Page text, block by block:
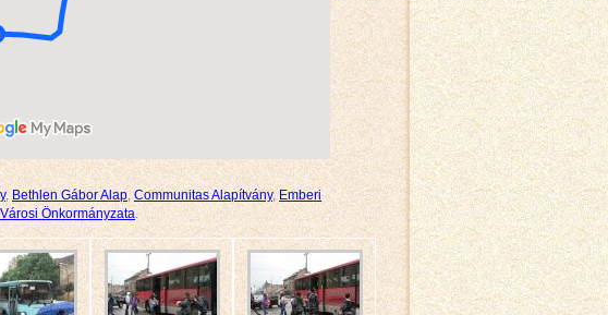
, Bethlen Gábor Alap Communitas Alapítvány,Emberi
Önkormányzata